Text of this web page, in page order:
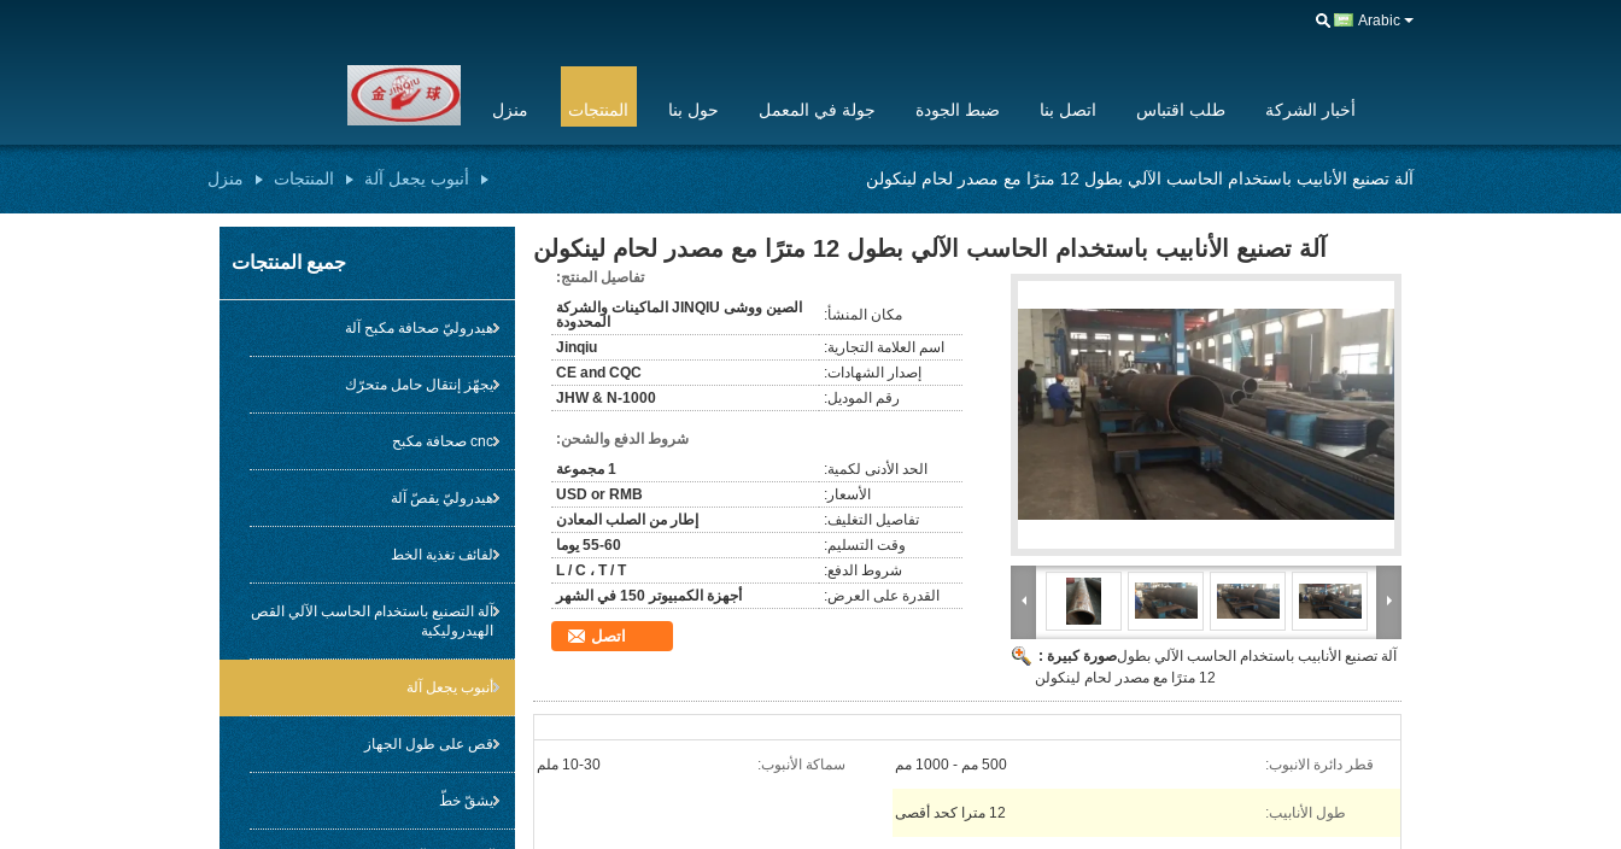
Arabic
منزل المنتجات حول بنا جولة في المعمل ضبط الجودة اتصل بنا طلب اقتباس أخبار الشركة
منزل المنتجات أنبوب يجعل آلة آلة تصنيع الأنابيب باستخدام الحاسب الآلي بطول 12 مترًا مع مصدر لحام لينكولن
جميع المنتجات
هيدروليّ صحافة مكبح آلة
يجهّز إنتقال حامل متحرّك
cnc صحافة مكبح
هيدروليّ يقصّ آلة
لفائف تغذية الخط
آلة التصنيع باستخدام الحاسب الآلي القص
الهيدروليكية
أنبوب يجعل آلة
قص على طول الجهاز
يشقّ خطّ
آلة تصنيع الأنابيب باستخدام الحاسب الآلي بطول 12 مترًا مع مصدر لحام لينكولن
صورة كبيرة :آلة تصنيع الأنابيب باستخدام الحاسب الآلي بطول
12 مترًا مع مصدر لحام لينكولن
تفاصيل المنتج:
مكان المنشأ:
الصين ووشى JINQIU الماكينات والشركة
المحدودة
اسم العلامة التجارية:
Jinqiu
إصدار الشهادات:
CE and CQC
رقم الموديل:
JHW & N-1000
شروط الدفع والشحن:
الحد الأدنى لكمية:
1 مجموعة
الأسعار:
USD or RMB
تفاصيل التغليف:
إطار من الصلب المعادن
وقت التسليم:
55-60 يوما
شروط الدفع:
L / C ، T / T
القدرة على العرض:
أجهزة الكمبيوتر 150 في الشهر
اتصل
قطر دائرة الانبوب: 500 مم - 1000 مم سماكة الأنبوب: 10-30 ملم
طول الأنابيب: 12 مترا كحد أقصى